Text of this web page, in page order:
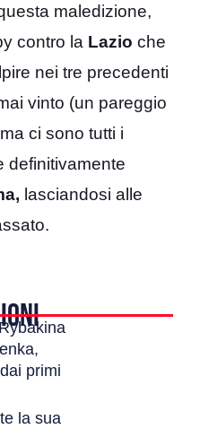
maledizione,
contro la Lazio che
nei tre precedenti
vinto (un pareggio
ci sono tutti i
definitivamente
lasciandosi alle
primi
la sua